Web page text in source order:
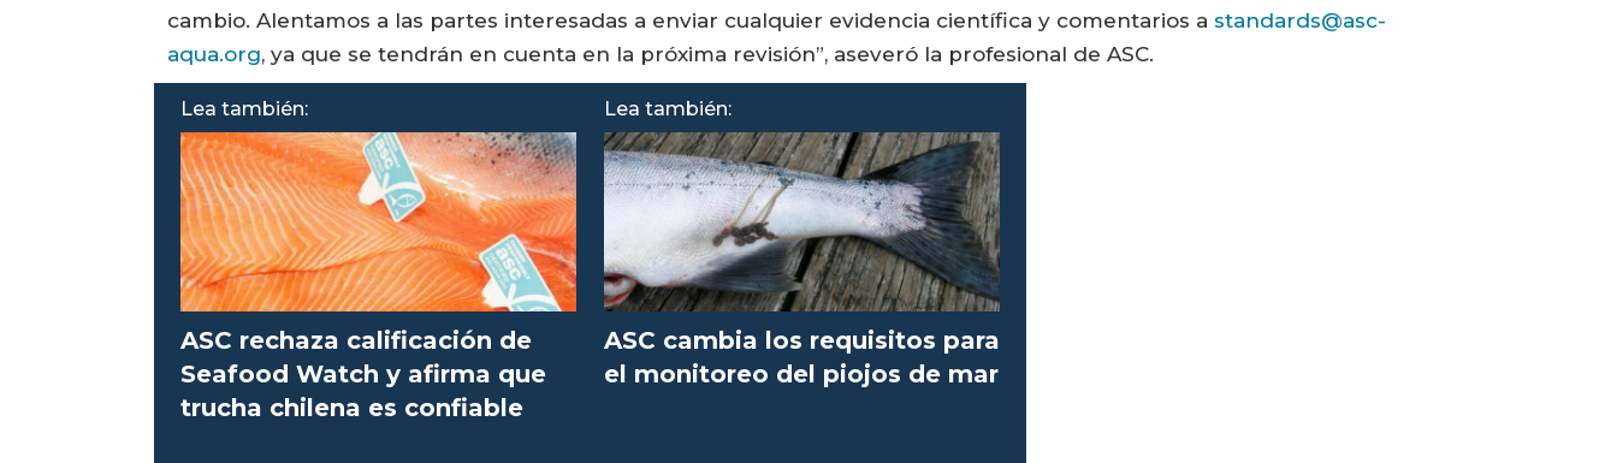
cambio. Alentamos a las partes interesadas a enviar cualquier evidencia científica y comentarios a standards@asc-
aqua.org, ya que se tendrán en cuenta en la próxima revisión”, aseveró la profesional de ASC.
Lea también:
ASC rechaza calificación de
Seafood Watch y afirma que
trucha chilena es confiable
Lea también:
ASC cambia los requisitos para
el monitoreo del piojos de mar